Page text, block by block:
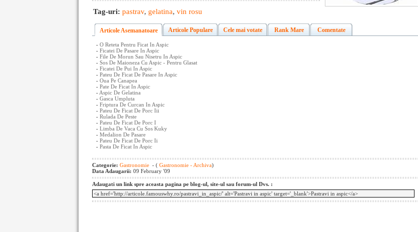
Tag-uri: pastrav, gelatina, vin rosu
Articole Asemanatoare Articole Populare Cele mai votate Rank Mare Comentate
- O Reteta Pentru Ficat In Aspic
- Ficatei De Pasare In Aspic
- File De Morun Sau Nisetru In Aspic
- Sos De Maioneza Cu Aspic - Pentru Glasat
- Ficatei De Pui In Aspic
- Pateu De Ficat De Pasare In Aspic
- Oua Pe Canapea
- Pate De Ficat In Aspic
- Aspic De Gelatina
- Gasca Umpluta
- Friptura De Curcan In Aspic
- Pateu De Ficat De Porc Iii
- Rulada De Peste
- Pateu De Ficat De Porc I
- Limba De Vaca Cu Sos Kuky
- Medalion De Pasare
- Pateu De Ficat De Porc Ii
- Pasta De Ficat In Aspic
Categorie: Gastronomie - ( Gastronomie - Archiva)
Data Adaugarii: 09 February '09
Adaugati un link spre aceasta pagina pe blog-ul, site-ul sau forum-ul Dvs. :